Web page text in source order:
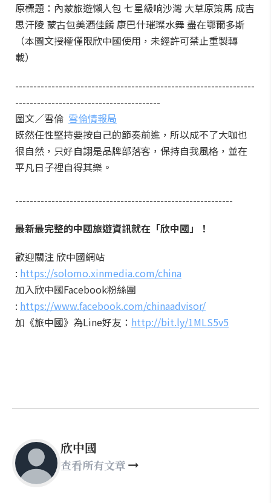
原標題：內蒙旅遊懶人包 七星級响沙灣 大草原策馬 成吉
思汗陵 蒙古包美酒佳餚 康巴什璀璨水舞 盡在鄂爾多斯
（本圖文授權僅限欣中國使用，未經許可禁止重製轉
載）
------------------------------------------------------------------
----------------------------------------
圖文／雪倫 雪倫情報局
既然任性堅持要按自己的節奏前進，所以成不了大咖也
很自然，只好自詡是品牌部落客，保持自我風格，並在
平凡日子裡自得其樂。
------------------------------------------------------------
最新最完整的中國旅遊資訊就在「欣中國」！
歡迎關注 欣中國網站
: https://solomo.xinmedia.com/china
加入欣中國Facebook粉絲團
: https://www.facebook.com/chinaadvisor/
加《旅中國》為Line好友： http://bit.ly/1MLS5v5
欣中國
查看所有文章